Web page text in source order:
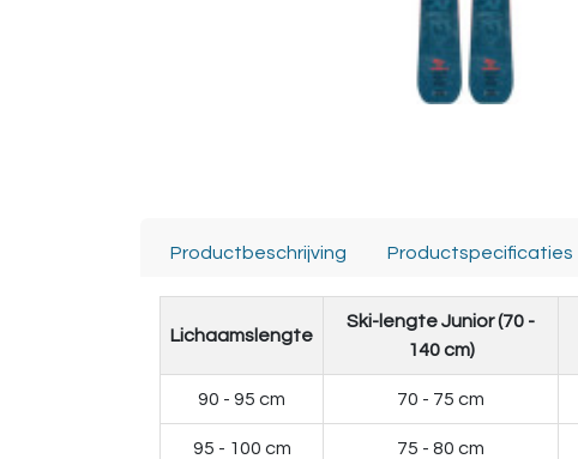
Productbeschrijving Productspecificaties
Lichaamslengte
Ski-lengte Junior (70 -
140 cm)
90 - 95 cm 70 - 75 cm
95 - 100 cm 75 - 80 cm